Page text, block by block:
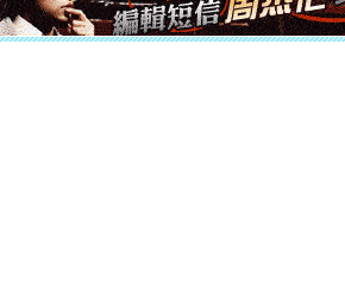
泣，这痛
卖了。水